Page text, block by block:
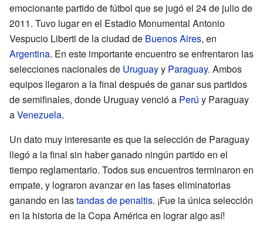
emocionante partido de fútbol que se jugó el 24 de julio de
2011. Tuvo lugar en el Estadio Monumental Antonio
Vespucio Liberti de la ciudad de Buenos Aires, en
Argentina. En este importante encuentro se enfrentaron las
selecciones nacionales de Uruguayy Paraguay. Ambos
equipos llegaron a la final después de ganar sus partidos
de semifinales, donde Uruguay venció a Perú y Paraguay
aVenezuela.
Un dato muy interesante es que la selección de Paraguay
llegó a la final sin haber ganado ningún partido en el
tiempo reglamentario. Todos sus encuentros terminaron en
empate, y lograron avanzar en las fases eliminatorias
ganando en lastandas de penaltis. ¡Fue la única selección
en la historia de la Copa América en lograr algo así!